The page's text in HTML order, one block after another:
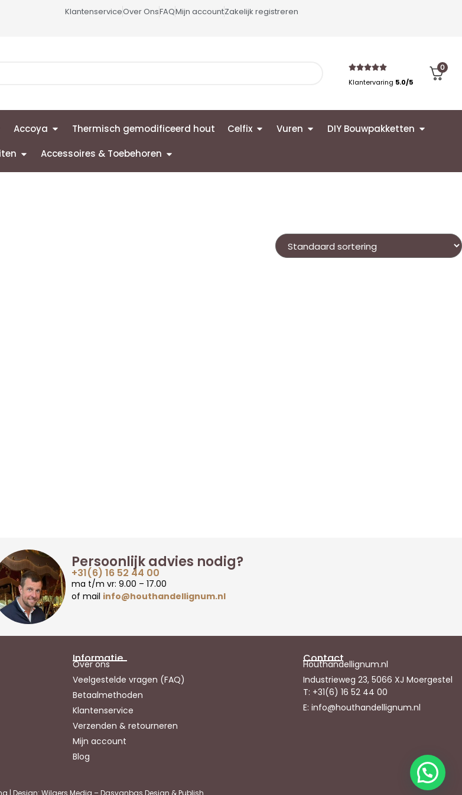
KlantenserviceOver OnsFAQMijn accountZakelijk registreren
Klantervaring 5.0/5
0
Accoya Thermisch gemodificeerd hout Celfix Vuren DIY Bouwpakketten
Accessoires & Toebehoren
Persoonlijk advies nodig?
+31(6) 16 52 44 00
ma t/m vr: 9.00 – 17.00
of mail info@houthandellignum.nl
Informatie
Over ons
Veelgestelde vragen (FAQ)
Betaalmethoden
Klantenservice
Verzenden & retourneren
Mijn account
Blog
Contact
Houthandellignum.nl
Industrieweg 23, 5066 XJ Moergestel
T: +31(6) 16 52 44 00
E: info@houthandellignum.nl
| Design: Wilgers Media – Dasvanbas Design & Publish